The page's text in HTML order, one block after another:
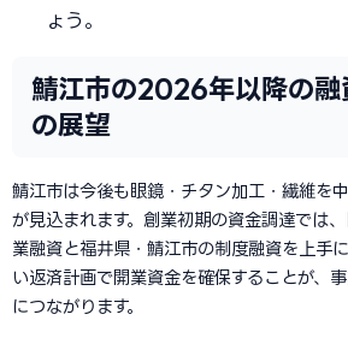
ょう。
鯖江市の2026年以降の融
の展望
鯖江市は今後も眼鏡・チタン加工・繊維を
が見込まれます。創業初期の資金調達では
業融資と福井県・鯖江市の制度融資を上手
い返済計画で開業資金を確保することが、
につながります。